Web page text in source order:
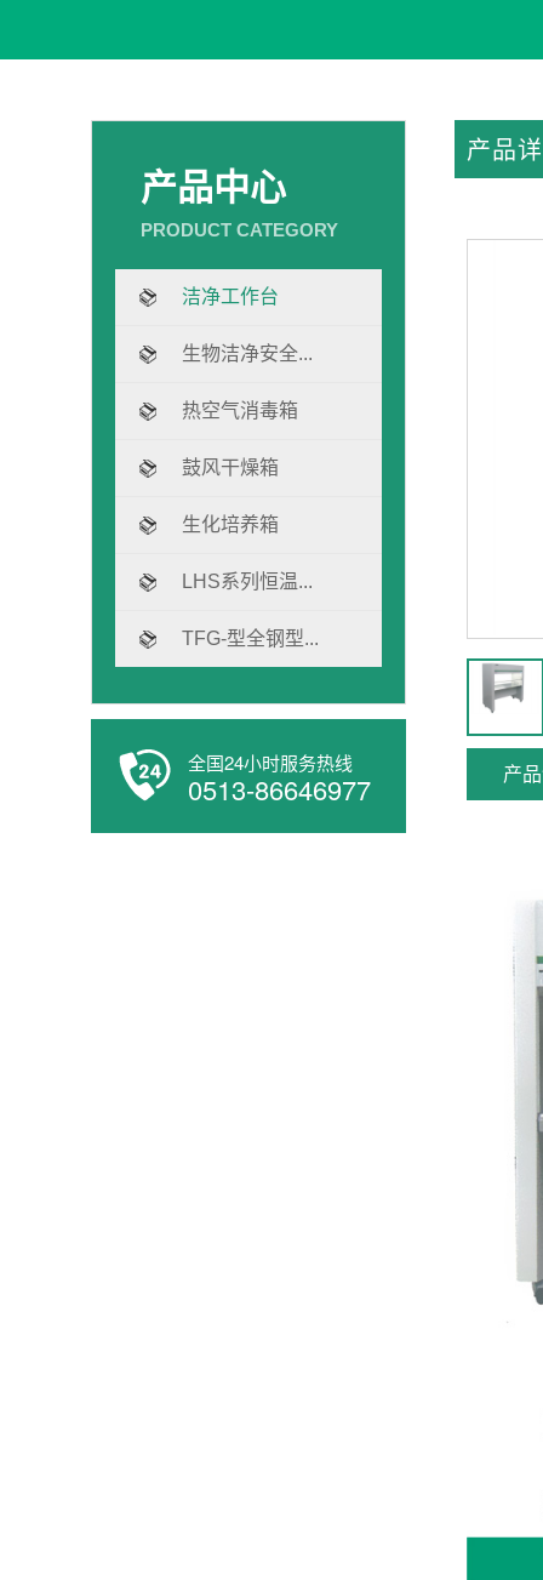
产品中心
洁净工作台
生物洁净安全...
热空气消毒箱
鼓风干燥箱
生化培养箱
LHS系列恒温...
TFG-型全钢型...
全国24小时服务热线
0513-86646977
产品
产